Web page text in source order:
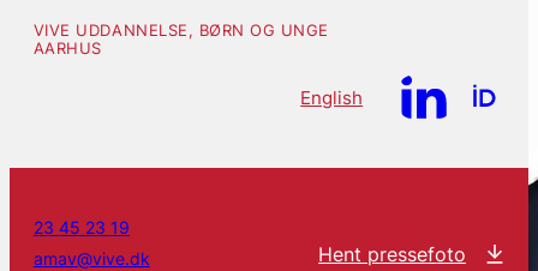
VIVE UDDANNELSE, BØRN OG UNGE
AARHUS
English
23 45 23 19
amav@vive.dk
Hent pressefoto